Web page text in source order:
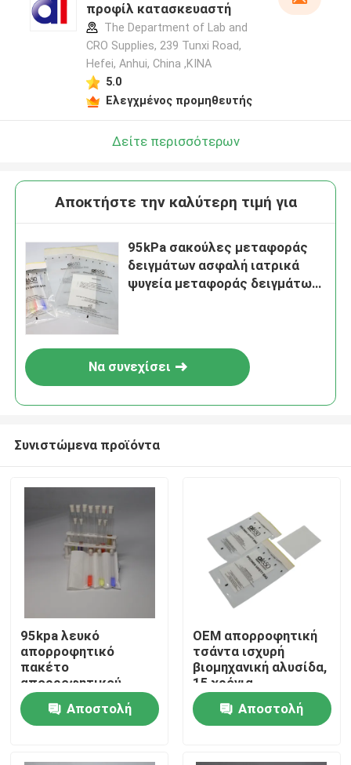
Σπίτι
Προϊόντα
Βίντεο
προφίλ κατασκευαστή
The Department of Lab and
CRO Supplies, 239 Tunxi Road,
Hefei, Anhui, China ,ΚΙΝΑ
5.0
Ελεγχμένος προμηθευτής
Δείτε περισσότερων
Αποκτήστε την καλύτερη τιμή για
95kPa σακούλες μεταφοράς
δειγμάτων ασφαλή ιατρικά
ψυγεία μεταφοράς δειγμάτων
Να συνεχίσει
Συνιστώμενα προϊόντα
95kpa λευκό
απορροφητικό
πακέτο
απορροφητικού
πακέτου
προμηθευτής &
εργοστάσιο
Αποστολή
OEM απορροφητική
τσάντα ισχυρή
βιομηχανική αλυσίδα,
15 χρόνια
εμπιστοσύνης
Αποστολή